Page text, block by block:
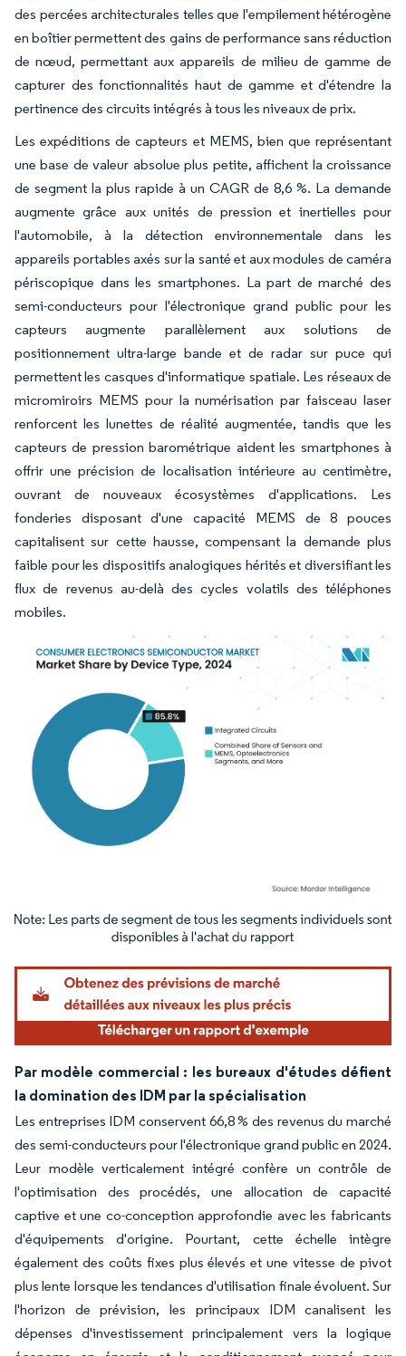
des percées architecturales telles que l'empilement hétérogène
en boîtier permettent des gains de performance sans réduction
de nœud, permettant aux appareils de milieu de gamme de
capturer des fonctionnalités haut de gamme et d'étendre la
pertinence des circuits intégrés à tous les niveaux de prix.
Les expéditions de capteurs et MEMS, bien que représentant
une base de valeur absolue plus petite, affichent la croissance
de segment la plus rapide à un CAGR de 8,6 %. La demande
augmente grâce aux unités de pression et inertielles pour
l'automobile, à la détection environnementale dans les
appareils portables axés sur la santé et aux modules de caméra
périscopique dans les smartphones. La part de marché des
semi-conducteurs pour l'électronique grand public pour les
capteurs augmente parallèlement aux solutions de
positionnement ultra-large bande et de radar sur puce qui
permettent les casques d'informatique spatiale. Les réseaux de
micromiroirs MEMS pour la numérisation par faisceau laser
renforcent les lunettes de réalité augmentée, tandis que les
capteurs de pression barométrique aident les smartphones à
offrir une précision de localisation intérieure au centimètre,
ouvrant de nouveaux écosystèmes d'applications. Les
fonderies disposant d'une capacité MEMS de 8 pouces
capitalisent sur cette hausse, compensant la demande plus
faible pour les dispositifs analogiques hérités et diversifiant les
flux de revenus au-delà des cycles volatils des téléphones
mobiles.
Image © Mordor Intelligence. La réutilisation nécessite une attribution sous CC BY
Par modèle commercial : les bureaux d'études défient
la domination des IDM par la spécialisation
Les entreprises IDM conservent 66,8 % des revenus du marché
des semi-conducteurs pour l'électronique grand public en 2024.
Leur modèle verticalement intégré confère un contrôle de
l'optimisation des procédés, une allocation de capacité
captive et une co-conception approfondie avec les fabricants
d'équipements d'origine. Pourtant, cette échelle intègre
également des coûts fixes plus élevés et une vitesse de pivot
plus lente lorsque les tendances d'utilisation finale évoluent. Sur
l'horizon de prévision, les principaux IDM canalisent les
dépenses d'investissement principalement vers la logique